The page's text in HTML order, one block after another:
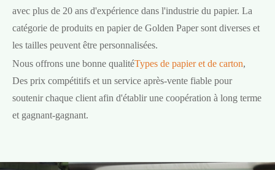
avec plus de 20 ans d'expérience dans l'industrie du papier. La
catégorie de produits en papier de Golden Paper sont diverses et
les tailles peuvent être personnalisées.
Nous offrons une bonne qualitéTypes de papier et de carton,
Des prix compétitifs et un service après-vente fiable pour
soutenir chaque client afin d'établir une coopération à long terme
et gagnant-gagnant.